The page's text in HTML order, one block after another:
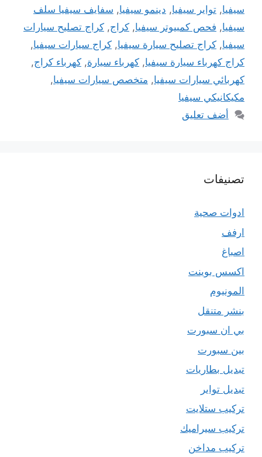
سيفيا, تواير سيفيا, دينمو سيفيا, سفايف سيفيا سلف
سيفيا, فحص كمبيوتر سيفيا, كراج, كراج تصليح سيارات
سيفيا, كراج تصليح سيارة سيفيا, كراج سيارات سيفيا,
كراج كهرباء سيارة سيفيا, كهرباء سيارة, كهرباء كراج,
كهربائي سيارات سيفيا, متخصص سيارات سيفيا,
مكيكانيكي سيفيا
أضف تعليق
تصنيفات
ادوات صحية
ارفف
اصباغ
اكسس بوينت
المونيوم
بنشر متنقل
بي ان سبورت
بين سبورت
تبديل بطاريات
تبديل تواير
تركيب ستلايت
تركيب سيراميك
تركيب مداخن